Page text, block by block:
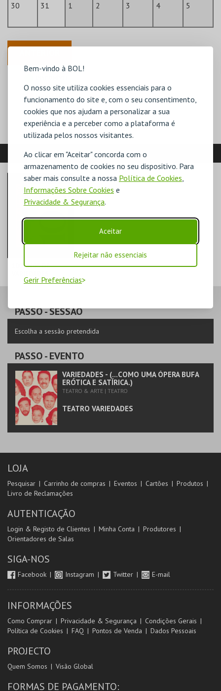
Bem-vindo à BOL!
O nosso site utiliza cookies essenciais para o
funcionamento do site e, com o seu consentimento,
cookies que nos ajudam a personalizar a sua
experiência e a perceber como a plataforma é
utilizada pelos nossos visitantes.
Ao clicar em "Aceitar" concorda com o
armazenamento de cookies no seu dispositivo. Para
saber mais consulte a nossa Política de Cookies,
Informações Sobre Cookies e
Privacidade & Segurança.
Aceitar
Rejeitar não essenciais
Gerir Preferências
30 31 1 2 3 4 5
POUCO DISPONÍVEL
ESGOTADO
VEJA AINDA:
100 ANOS DE
MAIS INFO
COMPRAR
PASSO- SESSÃO
Escolha a sessão pretendida
PASSO- EVENTO
VARIEDADES - (...COMO UMA ÓPERA BUFA
ERÓTICA E SATÍRICA.)
TEATRO & ARTE | TEATRO
TEATRO VARIEDADES
LOJA
Pesquisar Carrinho de compras Eventos Cartões
Produtos
Livro de Reclamações
AUTENTICAÇÃO
Login & Registo de Clientes Minha Conta
Produtores
Orientadores de Salas
SIGA-NOS
Facebook Instagram Twitter E-mail
INFORMAÇÕES
Como Comprar Privacidade & Segurança
Condições Gerais
Política de Cookies
FAQ Pontos de Venda Dados Pessoais
PROJECTO
Quem Somos Visão Global
FORMAS DE PAGAMENTO: